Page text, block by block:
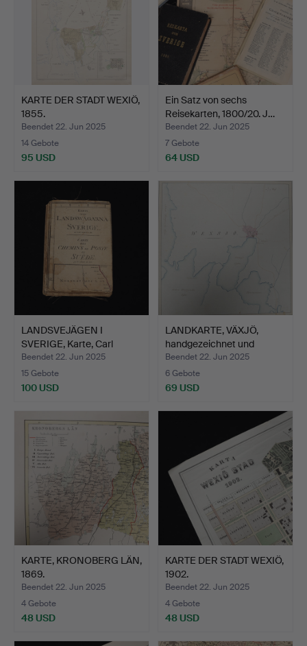
KARTE DER STADT WEXIÖ,
1855.
Beendet 22. Jun 2025
14 Gebote
95 USD
Ein Satz von sechs
Reisekarten, 1800/20. J…
Beendet 22. Jun 2025
7 Gebote
64 USD
LANDSVEJÄGEN I
SVERIGE, Karte, Carl
Akrell…
Beendet 22. Jun 2025
15 Gebote
100 USD
LANDKARTE, VÄXJÖ,
handgezeichnet und
handk…
Beendet 22. Jun 2025
6 Gebote
69 USD
KARTE, KRONOBERG LÄN,
1869.
Beendet 22. Jun 2025
4 Gebote
48 USD
KARTE DER STADT WEXIÖ,
1902.
Beendet 22. Jun 2025
4 Gebote
48 USD